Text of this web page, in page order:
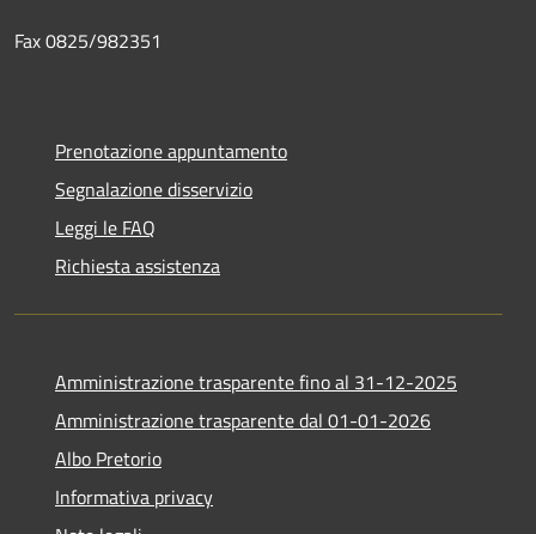
Fax 0825/982351
Prenotazione appuntamento
Segnalazione disservizio
Leggi le FAQ
Richiesta assistenza
Amministrazione trasparente fino al 31-12-2025
Amministrazione trasparente dal 01-01-2026
Albo Pretorio
Informativa privacy